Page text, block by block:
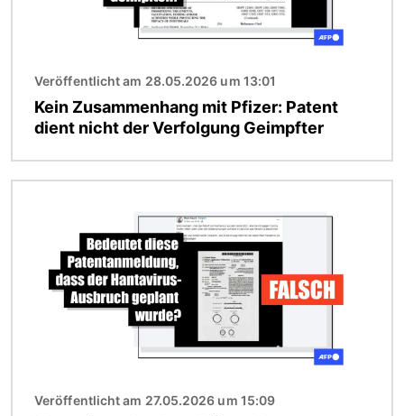
Veröffentlicht am 28.05.2026 um 13:01
Kein Zusammenhang mit Pfizer: Patent
dient nicht der Verfolgung Geimpfter
Veröffentlicht am 27.05.2026 um 15:09